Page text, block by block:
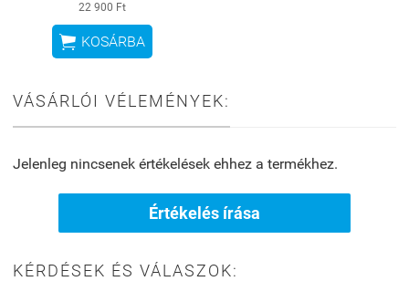
22 900 Ft
 KOSÁRBA
VÁSÁRLÓI VÉLEMÉNYEK:
Jelenleg nincsenek értékelések ehhez a termékhez.
Értékelés írása
KÉRDÉSEK ÉS VÁLASZOK: